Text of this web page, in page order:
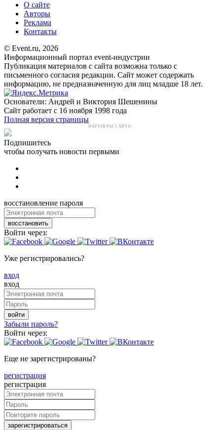
О сайте
Авторы
Реклама
Контакты
© Event.ru, 2026
Информационный портал event-индустрии
Публикация материалов с сайта возможна только с
письменного согласия редакции. Сайт может содержать
информацию, не предназначенную для лиц младше 18 лет.
Основатели: Андрей и Виктория Шешенины
Сайт работает с 16 ноября 1998 года
Полная версия страницы
ПАРТНЕРЫ САЙТА:
Подпишитесь
чтобы получать новости первыми
восстановление пароля
восстановить
Войти через:
Уже регистрировались?
вход
вход
войти
Забыли пароль?
Войти через:
Еще не зарегистрированы?
регистрация
регистрация
зарегистрироваться